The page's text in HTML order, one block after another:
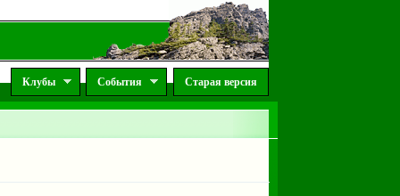
Клубы События Старая версия